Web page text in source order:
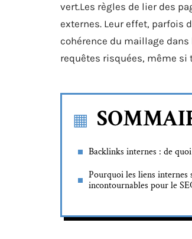
vert.Les règles de lier des
externes. Leur effet, parfois
cohérence du maillage
requêtes risquées, même si
Backlinks internes : de
Pourquoi les liens internes
incontournables pour le